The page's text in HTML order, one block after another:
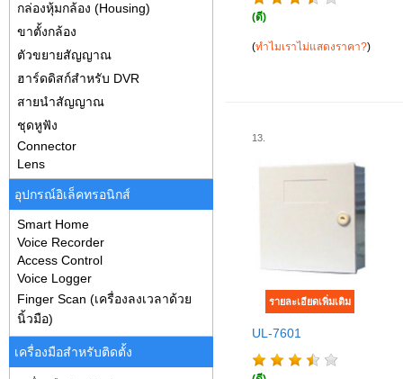
(ดี)
(ทำไมเราไม่แสดงราคา?)
13.
UL-7601
กล่องหุ้มกล้อง (Housing)
ขาตั้งกล้อง
ตัวขยายสัญญาณ
ฮาร์ดดิสก์สำหรับ DVR
สายนำสัญญาณ
ชุดหูฟัง
Connector
Lens
อุปกรณ์อิเล็คทรอนิกส์
Smart Home
Voice Recorder
Access Control
Voice Logger
Finger Scan (เครื่องลงเวลาด้วย
นิ้วมือ)
เครื่องมือสำหรับติดตั้ง